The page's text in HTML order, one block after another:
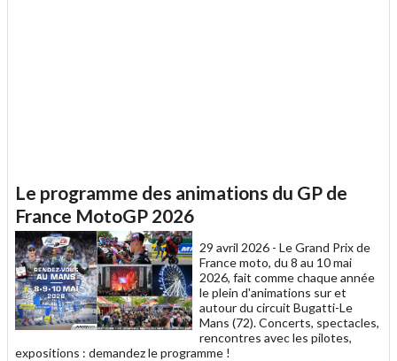
Le programme des animations du GP de
France MotoGP 2026
29 avril 2026 - Le Grand Prix de
France moto, du 8 au 10 mai
2026, fait comme chaque année
le plein d'animations sur et
autour du circuit Bugatti-Le
Mans (72). Concerts, spectacles,
rencontres avec les pilotes,
expositions : demandez le programme !